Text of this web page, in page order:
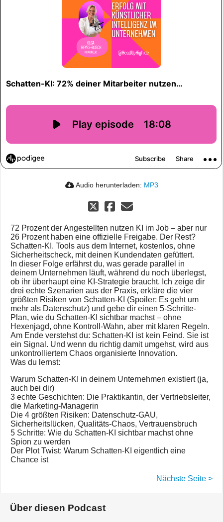
Audio herunterladen: MP3
72 Prozent der Angestellten nutzen KI im Job – aber nur
26 Prozent haben eine offizielle Freigabe. Der Rest?
Schatten-KI. Tools aus dem Internet, kostenlos, ohne
Sicherheitscheck, mit deinen Kundendaten gefüttert.
In dieser Folge erfährst du, was gerade parallel in
deinem Unternehmen läuft, während du noch überlegst,
ob ihr überhaupt eine KI-Strategie braucht. Ich zeige dir
drei echte Szenarien aus der Praxis, erkläre die vier
größten Risiken von Schatten-KI (Spoiler: Es geht um
mehr als Datenschutz) und gebe dir einen 5-Schritte-
Plan, wie du Schatten-KI sichtbar machst – ohne
Hexenjagd, ohne Kontroll-Wahn, aber mit klaren Regeln.
Am Ende verstehst du: Schatten-KI ist kein Feind. Sie ist
ein Signal. Und wenn du richtig damit umgehst, wird aus
unkontrolliertem Chaos organisierte Innovation.
Was du lernst:
Warum Schatten-KI in deinem Unternehmen existiert (ja,
auch bei dir)
3 echte Geschichten: Die Praktikantin, der Vertriebsleiter,
die Marketing-Managerin
Die 4 größten Risiken: Datenschutz-GAU,
Sicherheitslücken, Qualitäts-Chaos, Vertrauensbruch
5 Schritte: Wie du Schatten-KI sichtbar machst ohne
Spion zu werden
Der Plot Twist: Warum Schatten-KI eigentlich eine
Chance ist
Nächste Seite >
Über diesen Podcast